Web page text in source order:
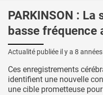
PARKINSON :
basse fréquence
Actualité publiée il y a 8
Ces enregistrements
identifient une nouvelle
une cible prometteuse